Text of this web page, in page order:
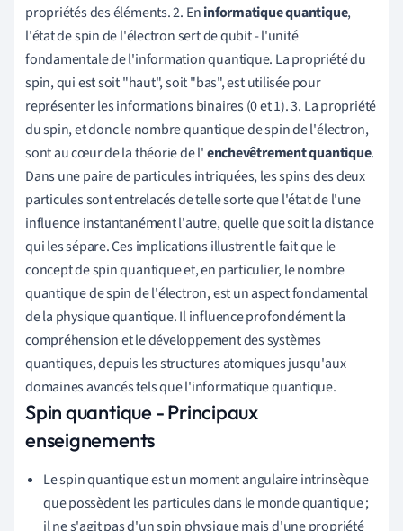
propriétés des éléments. 2. Eninformatique quantique,
l'état de spin de l'électron sert de qubit - l'unité
fondamentale de l'information quantique. La propriété du
spin, qui est soit "haut", soit "bas", est utilisée pour
représenter les informations binaires (0 et 1). 3. La propriété
du spin, et donc le nombre quantique de spin de l'électron,
sont au cœur de la théorie de l'enchevêtrement quantique.
Dans une paire de particules intriquées, les spins des deux
particules sont entrelacés de telle sorte que l'état de l'une
influence instantanément l'autre, quelle que soit la distance
qui les sépare. Ces implications illustrent le fait que le
concept de spin quantique et, en particulier, le nombre
quantique de spin de l'électron, est un aspect fondamental
de la physique quantique. Il influence profondément la
compréhension et le développement des systèmes
quantiques, depuis les structures atomiques jusqu'aux
domaines avancés tels que l'informatique quantique.
Spin quantique - Principaux
enseignements
Le spin quantique est un moment angulaire intrinsèque
que possèdent les particules dans le monde quantique ;
il ne s'agit pas d'un spin physique mais d'une propriété